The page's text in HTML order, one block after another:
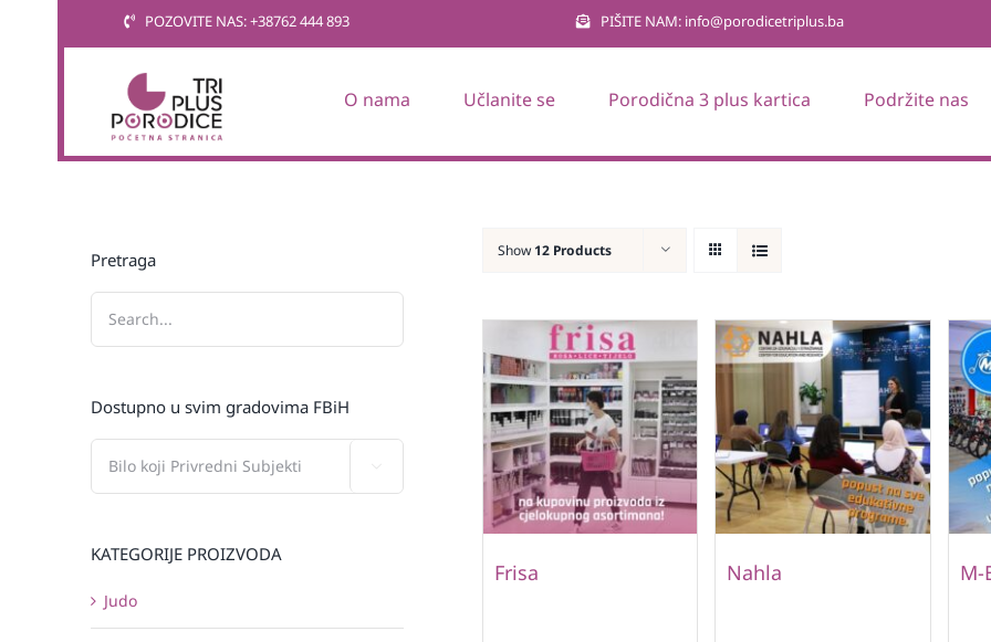
POZOVITE NAS: +38762 444 893 PIŠITE NAM: info@porodicetriplus.ba
O nama Učlanite se Porodična 3 plus kartica Podržite nas
Show 12 Products
Frisa Nahla M-
Pretraga
Dostupno u svim gradovima FBiH
KATEGORIJE PROIZVODA
Judo